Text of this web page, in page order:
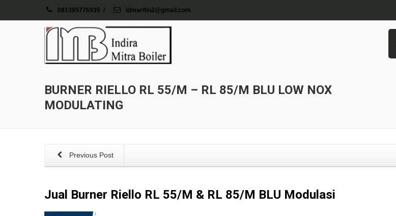
081385776935 / idmarifin2@gmail.com
BURNER RIELLO RL 55/M – RL 85/M BLU LOW NOX
MODULATING
Previous Post
Jual Burner Riello RL 55/M & RL 85/M BLU Modulasi